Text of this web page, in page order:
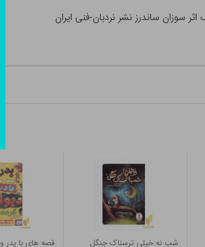
سوزان ساندرز نشر نردبان-فنی ایران
شب نه خیلی ترسناک جنگل